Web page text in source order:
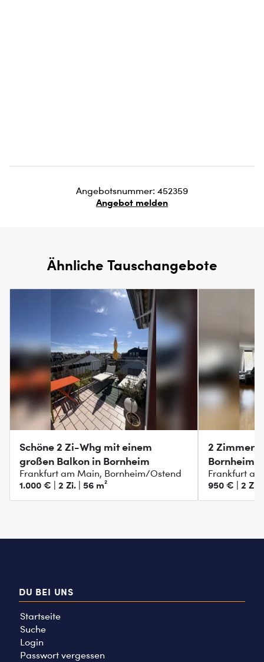
Angebotsnummer: 452359
Angebot melden
Ähnliche Tauschangebote
Schöne 2 Zi-Whg mit einem
großen Balkon in Bornheim
Frankfurt am Main, Bornheim/Ostend
1.000 € | 2 Zi. | 56 m²
2 Zimmer
Bornheim
Frankfurt
950 € | 2 Zi.
DU BEI UNS
Startseite
Suche
Login
Passwort vergessen